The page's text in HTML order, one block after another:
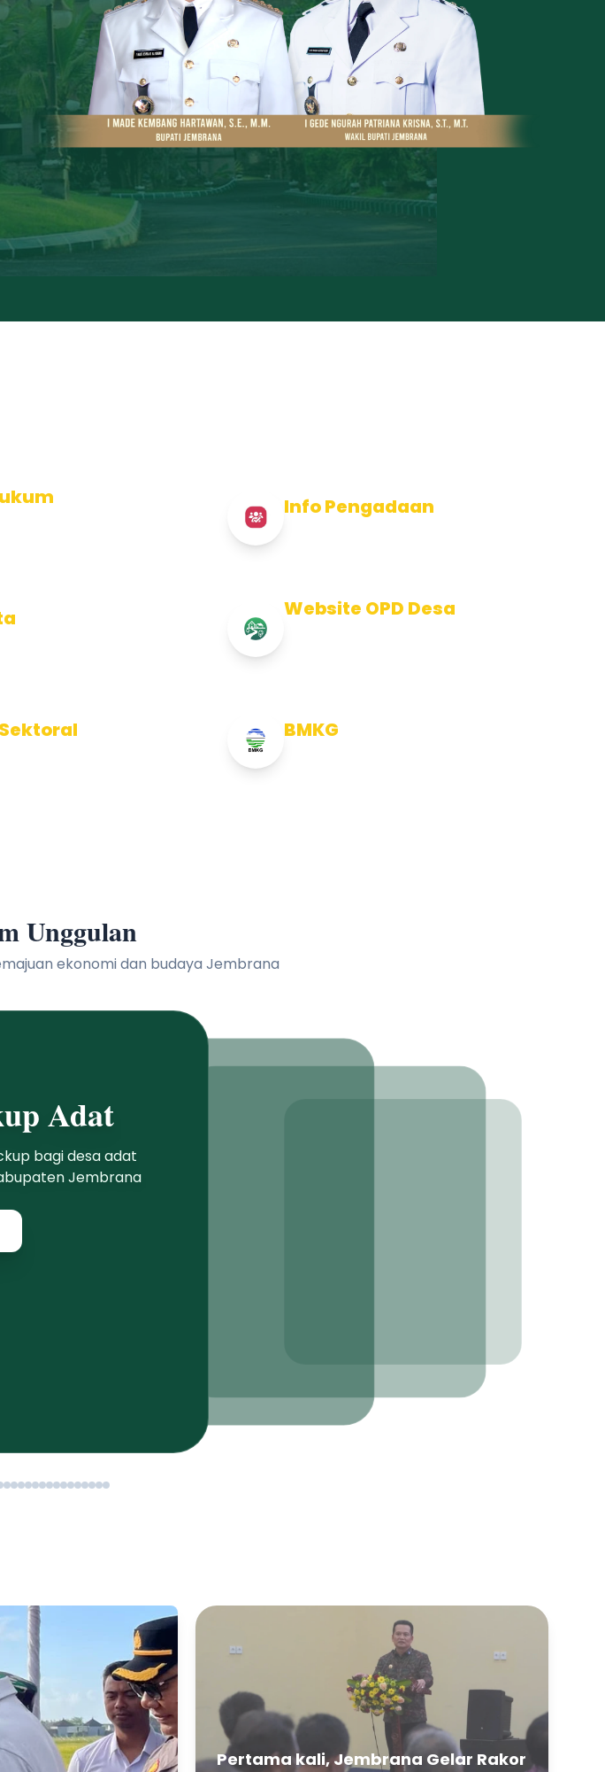
Info Pengadaan
Website OPD Desa
BMKG
Unggulan
ekonomi dan budaya Jembrana
Adat
bagi desa adat
Jembrana
Pertama kali, Jembrana Gelar Rakor